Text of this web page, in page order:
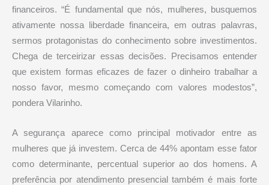
financeiros. “É fundamental que nós, mulheres, busquemos
ativamente nossa liberdade financeira, em outras palavras,
sermos protagonistas do conhecimento sobre investimentos.
Chega de terceirizar essas decisões. Precisamos entender
que existem formas eficazes de fazer o dinheiro trabalhar a
nosso favor, mesmo começando com valores modestos”,
pondera Vilarinho.
A segurança aparece como principal motivador entre as
mulheres que já investem. Cerca de 44% apontam esse fator
como determinante, percentual superior ao dos homens. A
preferência por atendimento presencial também é mais forte